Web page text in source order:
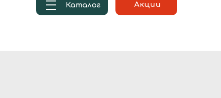
Каталог Акции